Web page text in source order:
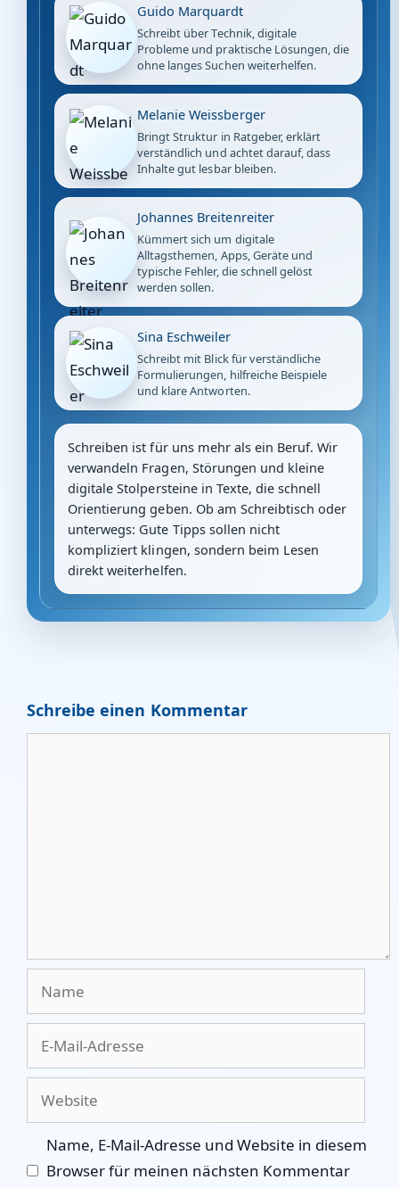
Guido Marquardt
Schreibt über Technik, digitale
Probleme und praktische Lösungen, die
ohne langes Suchen weiterhelfen.
Melanie Weissberger
Bringt Struktur in Ratgeber, erklärt
verständlich und achtet darauf, dass
Inhalte gut lesbar bleiben.
Johannes Breitenreiter
Kümmert sich um digitale
Alltagsthemen, Apps, Geräte und
typische Fehler, die schnell gelöst
werden sollen.
Sina Eschweiler
Schreibt mit Blick für verständliche
Formulierungen, hilfreiche Beispiele
und klare Antworten.
Schreiben ist für uns mehr als ein Beruf. Wir
verwandeln Fragen, Störungen und kleine
digitale Stolpersteine in Texte, die schnell
Orientierung geben. Ob am Schreibtisch oder
unterwegs: Gute Tipps sollen nicht
kompliziert klingen, sondern beim Lesen
direkt weiterhelfen.
Schreibe einen Kommentar
Name, E-Mail-Adresse und Website in diesem
Browser für meinen nächsten Kommentar